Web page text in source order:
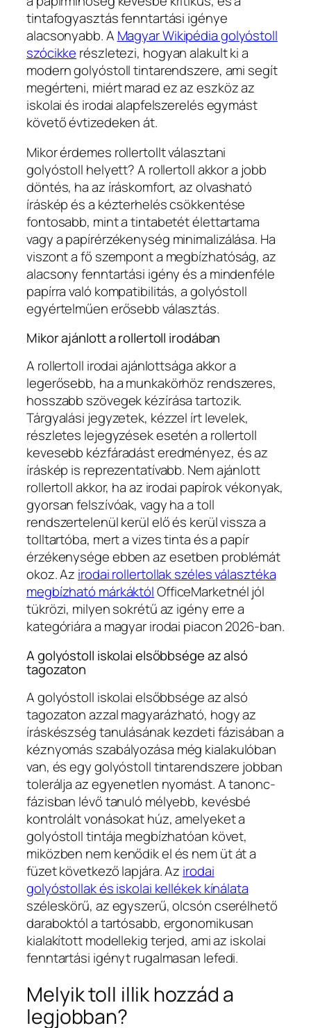
tintafogyasztás fenntartási igénye
alacsonyabb. A Magyar Wikipédia golyóstoll
szócikke részletezi, hogyan alakult ki a
modern golyóstoll tintarendszere, ami segít
megérteni, miért marad ez az eszköz az
iskolai és irodai alapfelszerelés egymást
követő évtizedeken át.
Mikor érdemes rollertollt választani
golyóstoll helyett? A rollertoll akkor a jobb
döntés, ha az íráskomfort, az olvasható
íráskép és a kézterhelés csökkentése
fontosabb, mint a tintabetét élettartama
vagy a papírérzékenység minimalizálása. Ha
viszont a fő szempont a megbízhatóság, az
alacsony fenntartási igény és a mindenféle
papírra való kompatibilitás, a golyóstoll
egyértelműen erősebb választás.
Mikor ajánlott a rollertoll irodában
A rollertoll irodai ajánlottsága akkor a
legerősebb, ha a munkakörhöz rendszeres,
hosszabb szövegek kézírása tartozik.
Tárgyalási jegyzetek, kézzel írt levelek,
részletes lejegyzések esetén a rollertoll
kevesebb kézfáradást eredményez, és az
íráskép is reprezentatívabb. Nem ajánlott
rollertoll akkor, ha az irodai papírok vékonyak,
gyorsan felszívóak, vagy ha a toll
rendszertelenül kerül elő és kerül vissza a
tolltartóba, mert a vizes tinta és a papír
érzékenysége ebben az esetben problémát
okoz. Az irodai rollertollak széles választéka
megbízható márkáktólOfficeMarketnél jól
tükrözi, milyen sokrétű az igény erre a
kategóriára a magyar irodai piacon 2026-ban.
A golyóstoll iskolai elsőbbsége az alsó
tagozaton
A golyóstoll iskolai elsőbbsége az alsó
tagozaton azzal magyarázható, hogy az
íráskészség tanulásának kezdeti fázisában a
kéznyomás szabályozása még kialakulóban
van, és egy golyóstoll tintarendszere jobban
tolerálja az egyenetlen nyomást. A tanonc-
fázisban lévő tanuló mélyebb, kevésbé
kontrolált vonásokat húz, amelyeket a
golyóstoll tintája megbízhatóan követ,
miközben nem kenődik el és nem üt át a
füzet következő lapjára. Az irodai
golyóstollak és iskolai kellékek kínálata
széleskörű, az egyszerű, olcsón cserélhető
daraboktól a tartósabb, ergonomikusan
kialakított modellekig terjed, ami az iskolai
fenntartási igényt rugalmasan lefedi.
Melyik toll illik hozzád a
legjobban?